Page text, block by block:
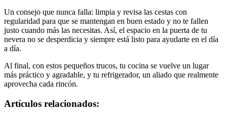
Un consejo que nunca falla: limpia y revisa las cestas con
regularidad para que se mantengan en buen estado y no te fallen
justo cuando más las necesitas. Así, el espacio en la puerta de tu
nevera no se desperdicia y siempre está listo para ayudarte en el día
a día.
Al final, con estos pequeños trucos, tu cocina se vuelve un lugar
más práctico y agradable, y tu refrigerador, un aliado que realmente
aprovecha cada rincón.
Artículos relacionados: